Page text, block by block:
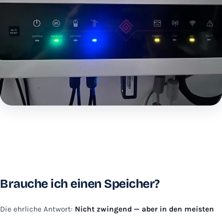
Brauche ich einen Speicher?
Die ehrliche Antwort: Nicht zwingend — aber in den meisten